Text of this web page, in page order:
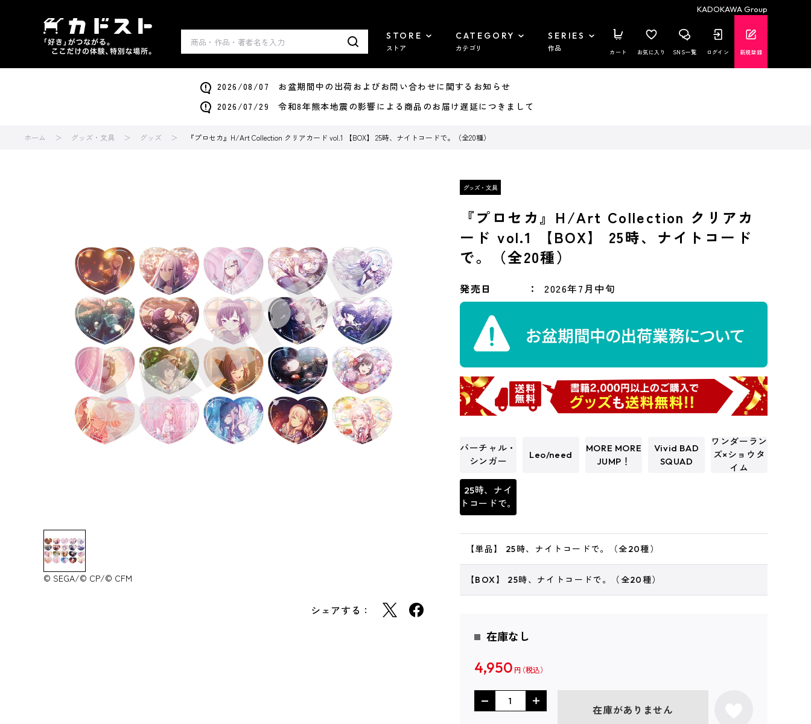
KADOKAWA Group
STORE
ストア
CATEGORY
カテゴリ
SERIES
作品 カート お気に入り SNS一覧 ログイン 新規登録
2026/08/07 お盆期間中の出荷およびお問い合わせに関するお知らせ
2026/07/29 令和8年熊本地震の影響による商品のお届け遅延につきまして
ホーム グッズ・文具 グッズ 『プロセカ』H/Art Collection クリアカード vol.1 【BOX】 25時、ナイトコードで。（全20種）
© SEGA/© CP/© CFM
シェアする：
『プロセカ』H/Art Collection クリアカ
ード vol.1 【BOX】 25時、ナイトコード
で。（全20種）
発売日 2026年7月中旬
バーチャル・
シンガー
Leo/need
MORE MORE
JUMP！
Vivid BAD
SQUAD
ワンダーラン
ズ×ショウタ
イム
25時、ナイ
トコードで。
【単品】 25時、ナイトコードで。（全20種）
【BOX】 25時、ナイトコードで。（全20種）
在庫なし
4,950 円
在庫がありません